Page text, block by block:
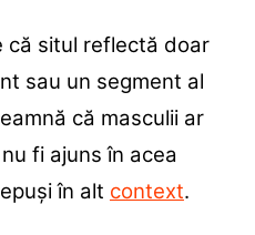
că situl reflectă doar
sau un segment al
că masculii ar
fi ajuns în acea
în alt context.